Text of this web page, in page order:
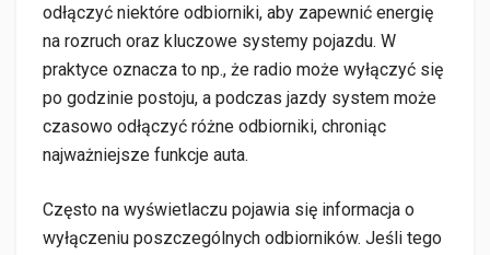
odłączyć niektóre odbiorniki, aby zapewnić energię
na rozruch oraz kluczowe systemy pojazdu. W
praktyce oznacza to np., że radio może wyłączyć się
po godzinie postoju, a podczas jazdy system może
czasowo odłączyć różne odbiorniki, chroniąc
najważniejsze funkcje auta.
Często na wyświetlaczu pojawia się informacja o
wyłączeniu poszczególnych odbiorników. Jeśli tego